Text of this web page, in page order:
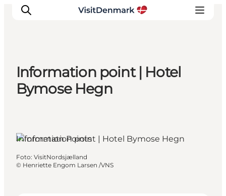
Inspiratie
Bestemmingen
Plan je reis
Information point | Hotel
Bymose Hegn
Information Points
Foto: VisitNordsjælland
© Henriette Engom Larsen /VNS